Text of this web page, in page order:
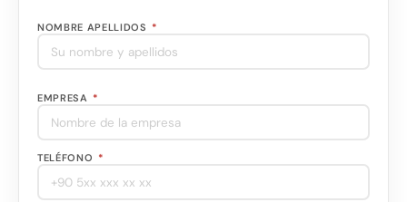
NOMBRE APELLIDOS *
EMPRESA *
TELÉFONO *